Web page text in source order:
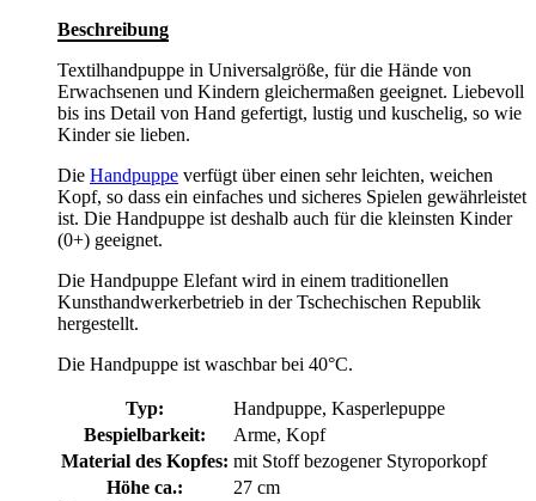
Beschreibung
Textilhandpuppe in Universalgröße, für die Hände von
Erwachsenen und Kindern gleichermaßen geeignet. Liebevoll
bis ins Detail von Hand gefertigt, lustig und kuschelig, so wie
Kinder sie lieben.
Die Handpuppe verfügt über einen sehr leichten, weichen
Kopf, so dass ein einfaches und sicheres Spielen gewährleistet
ist. Die Handpuppe ist deshalb auch für die kleinsten Kinder
(0+) geeignet.
Die Handpuppe Elefant wird in einem traditionellen
Kunsthandwerkerbetrieb in der Tschechischen Republik
hergestellt.
Die Handpuppe ist waschbar bei 40°C.
Typ:
Handpuppe, Kasperlepuppe
Bespielbarkeit:
Arme, Kopf
Material des Kopfes: mit Stoff bezogener Styroporkopf
Höhe ca.:
27 cm